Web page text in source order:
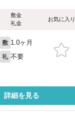
敷金
礼金
お気に入り
敷 1.0ヶ月
礼 不要
詳細を見る